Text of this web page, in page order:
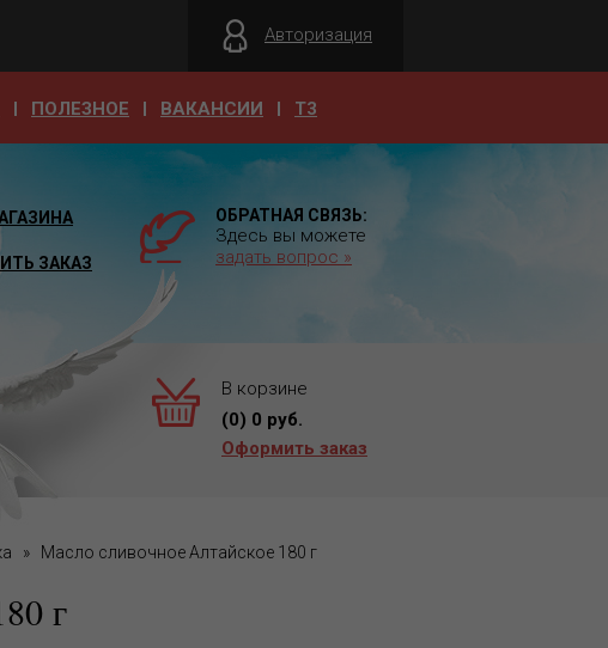
Авторизация
ПОЛЕЗНОЕ ВАКАНСИИ T3
ОБРАТНАЯ СВЯЗЬ:
Здесь вы можете
задать вопрос »
ЗАКАЗ
В корзине
(0) 0 руб.
Оформить заказ
» Масло сливочное Алтайское 180 г
г